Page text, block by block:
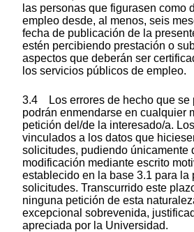
las personas que figurasen como
empleo desde, al menos, seis
fecha de publicación de la
estén percibiendo prestación o
aspectos que deberán ser
los servicios públicos de empleo.
3.4 Los errores de hecho que se
podrán enmendarse en cualquier
petición del/de la interesado/a.
vinculados a los datos que
solicitudes, pudiendo únicamente
modificación mediante escrito
establecido en la base 3.1 para la
solicitudes. Transcurrido este
ninguna petición de esta
excepcional sobrevenida,
apreciada por la Universidad.